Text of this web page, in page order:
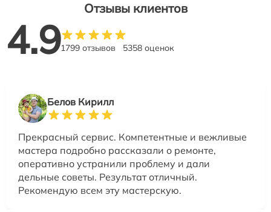
Отзывы клиентов
4.91799 отзывов 5358 оценок
Белов Кирилл
Прекрасный сервис. Компетентные и вежливые
мастера подробно рассказали о ремонте,
оперативно устранили проблему и дали
дельные советы. Результат отличный.
Рекомендую всем эту мастерскую.